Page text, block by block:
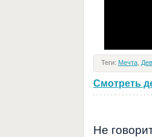
Теги: Мечта
Смотреть
Не